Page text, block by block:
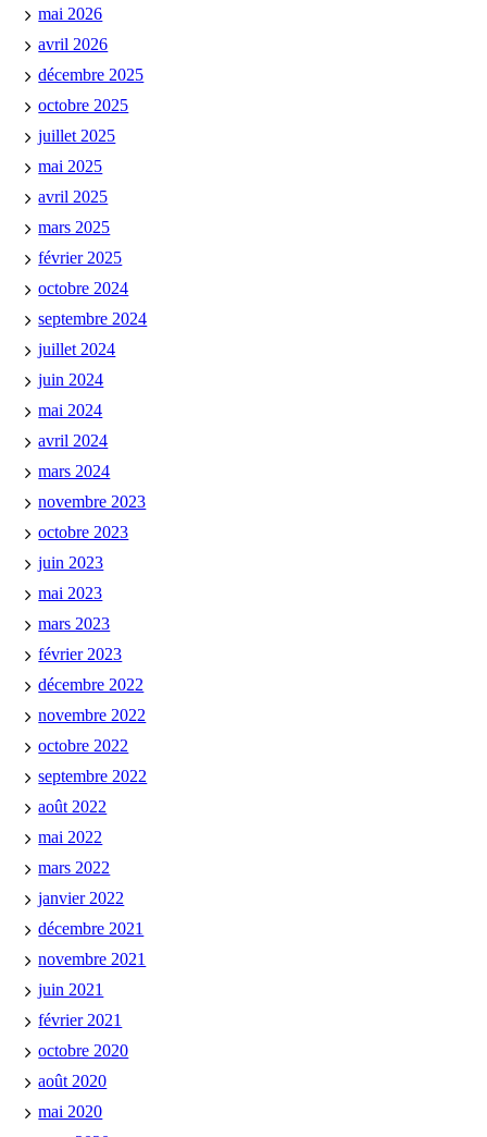
mai 2026
avril 2026
décembre 2025
octobre 2025
juillet 2025
mai 2025
avril 2025
mars 2025
février 2025
octobre 2024
septembre 2024
juillet 2024
juin 2024
mai 2024
avril 2024
mars 2024
novembre 2023
octobre 2023
juin 2023
mai 2023
mars 2023
février 2023
décembre 2022
novembre 2022
octobre 2022
septembre 2022
août 2022
mai 2022
mars 2022
janvier 2022
décembre 2021
novembre 2021
juin 2021
février 2021
octobre 2020
août 2020
mai 2020